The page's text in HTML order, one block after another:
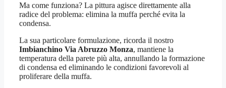
Ma come funziona? La pittura agisce direttamente alla
radice del problema: elimina la muffa perché evita la
condensa.
La sua particolare formulazione, ricorda il nostro
Imbianchino Via Abruzzo Monza, mantiene la
temperatura della parete più alta, annullando la formazione
di condensa ed eliminando le condizioni favorevoli al
proliferare della muffa.